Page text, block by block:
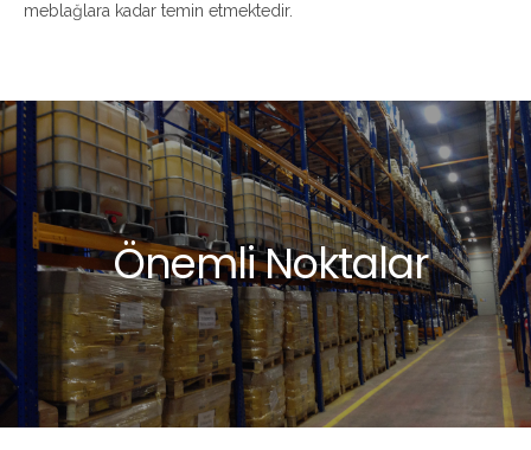
meblağlara kadar temin etmektedir.
Önemli Noktalar